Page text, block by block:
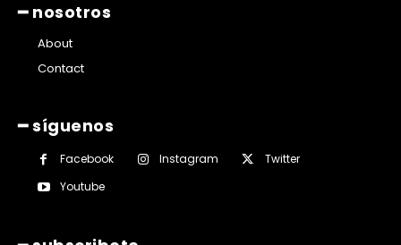
━ nosotros
About
Contact
━ síguenos
Facebook Instagram
Twitter
Youtube